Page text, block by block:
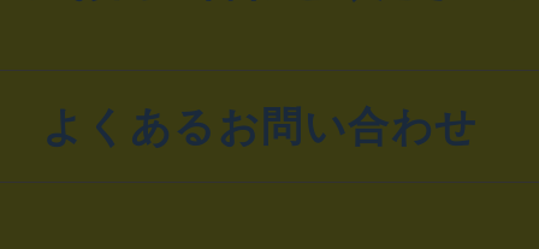
よくあるお問い合わせ